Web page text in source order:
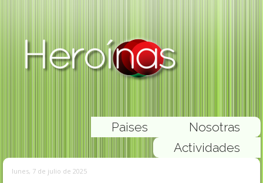
Nosotras
Paises
Actividades
lunes, 7 de julio de 2025